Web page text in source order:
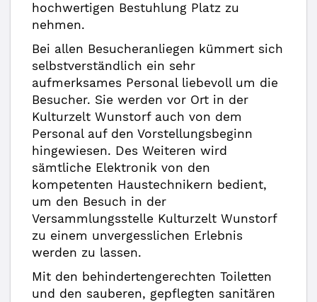
hochwertigen Bestuhlung Platz zu
nehmen.
Bei allen Besucheranliegen kümmert sich
selbstverständlich ein sehr
aufmerksames Personal liebevoll um die
Besucher. Sie werden vor Ort in der
Kulturzelt Wunstorf auch von dem
Personal auf den Vorstellungsbeginn
hingewiesen. Des Weiteren wird
sämtliche Elektronik von den
kompetenten Haustechnikern bedient,
um den Besuch in der
Versammlungsstelle Kulturzelt Wunstorf
zu einem unvergesslichen Erlebnis
werden zu lassen.
Mit den behindertengerechten Toiletten
und den sauberen, gepflegten sanitären